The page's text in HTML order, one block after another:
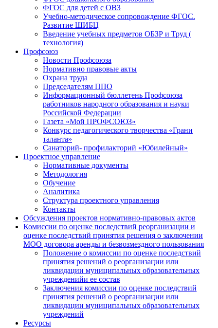
ФГОС для детей с ОВЗ
Учебно-методическое сопровождение ФГОС.
Развитие ШИБЦ
Введение учебных предметов ОБЗР и Труд (
технология)
Профсоюз
Новости Профсоюза
Нормативно правовые акты
Охрана труда
Председателям ППО
Информационный бюллетень Профсоюза
работников народного образования и науки
Российской Федерации
Газета «Мой ПРОФСОЮЗ»
Конкурс педагогического творчества «Грани
таланта»
Санаторий- профилакторий «Юбилейный»
Проектное управление
Нормативные документы
Методология
Обучение
Аналитика
Структура проектного управления
Контакты
Обсуждения проектов нормативно-правовых актов
Комиссии по оценке последствий реорганизации и
оценке последствий принятия решения о заключении
МОО договора аренды и безвозмездного пользования
Положение о комиссии по оценке последствий
принятия решений о реорганизации или
ликвидации муниципальных образовательных
учрежденийи ее состав
Заключения комиссии по оценке последствий
принятия решений о реорганизации или
ликвидации муниципальных образовательных
учреждений
Ресурсы